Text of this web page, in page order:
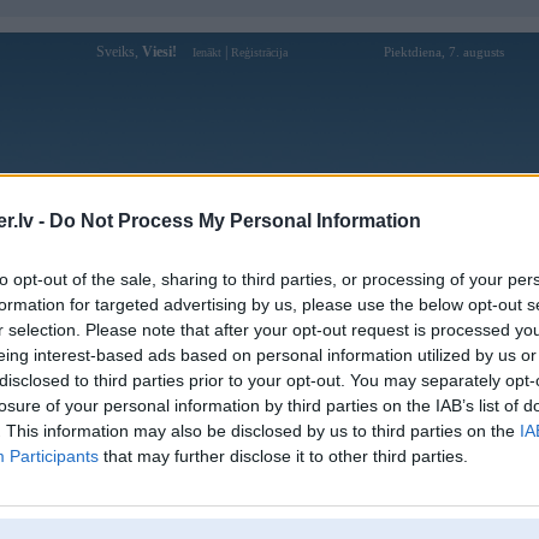
- Do Not Process My Personal Information
opt-out of the sale, sharing to third parties, or processing of your
for targeted advertising by us, please use the below opt-out
selection. Please note that after your opt-out request is processed
interest-based ads based on personal information utilized by us
to third parties prior to your opt-out. You may separately
of your personal information by third parties on the IAB’s list of
This information may also be disclosed by us to third parties on the
Participants that may further disclose it to other third parties.
Sveiks, Viesi! Ienākt Reģistrācija Piektdiena, 7. augusts
Forums Galerijas Reģistrācija Lietotāji
Lietotāja Zipite profils
Pēdējo reizi manīts: 03. Jun 2015, 14:37
Lietotājvārds:
Zipite
Pilsēta:
Rīga
Braucu ar:
dinozauru
Nodarbošanās:
restaurācija, arhitektūra, dizains
[Pēdējie ziņojumi forumā]